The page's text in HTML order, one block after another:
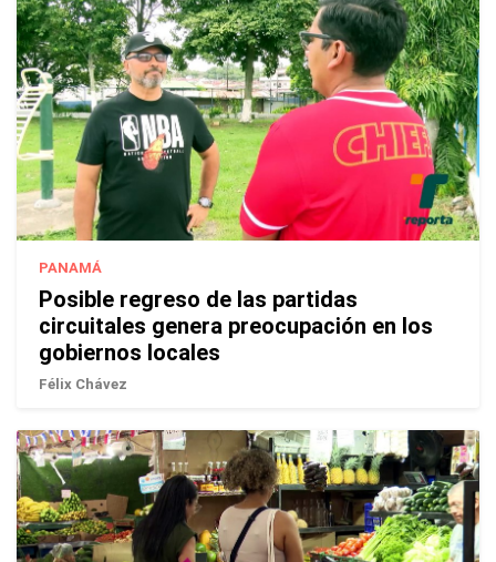
PANAMÁ
Posible regreso de las partidas
circuitales genera preocupación en los
gobiernos locales
Félix Chávez